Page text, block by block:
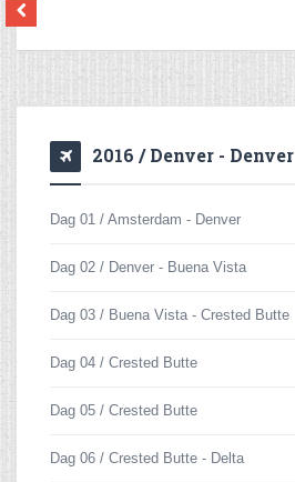
2016 / Denver - Denver
Dag 01 / Amsterdam - Denver
Dag 02 / Denver - Buena Vista
Dag 03 / Buena Vista - Crested Butte
Dag 04 / Crested Butte
Dag 05 / Crested Butte
Dag 06 / Crested Butte - Delta